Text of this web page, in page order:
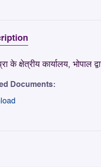
के क्षेत्रीय कार्यालय, भोपाल
Documents: